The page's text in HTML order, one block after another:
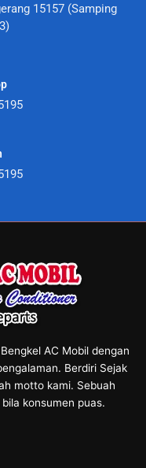
15157 (Samping
AC Mobil dengan
Berdiri Sejak
motto kami. Sebuah
konsumen puas.